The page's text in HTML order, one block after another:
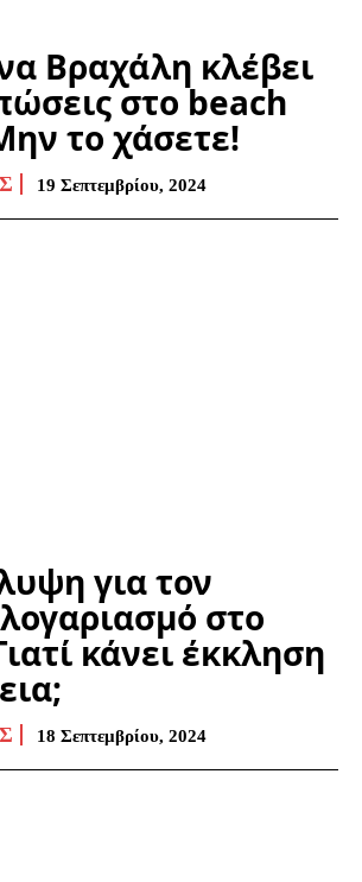
Βραχάλη κλέβει
στο beach
το χάσετε!
19 Σεπτεμβρίου, 2024
για τον
στο
κάνει έκκληση
18 Σεπτεμβρίου, 2024